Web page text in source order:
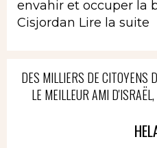
envahir et occuper la
Cisjordan Lire la suite
DES MILLIERS DE CITOYENS
LE MEILLEUR AMI